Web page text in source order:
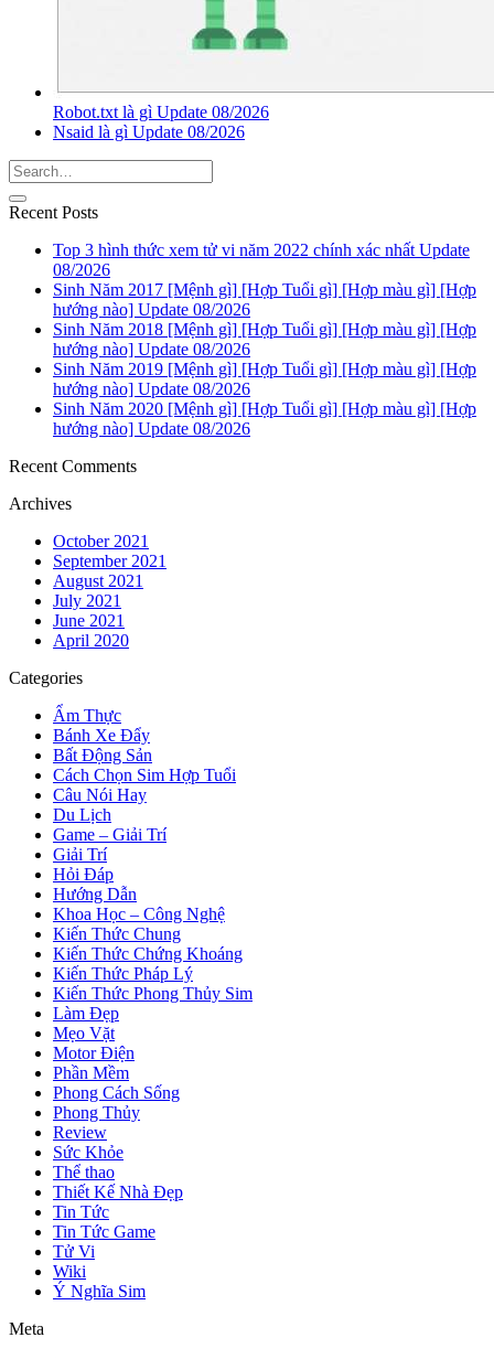
Robot.txt là gì Update 08/2026
Nsaid là gì Update 08/2026
Recent Posts
Top 3 hình thức xem tử vi năm 2022 chính xác nhất Update
08/2026
Sinh Năm 2017 [Mệnh gì] [Hợp Tuổi gì] [Hợp màu gì] [Hợp
hướng nào] Update 08/2026
Sinh Năm 2018 [Mệnh gì] [Hợp Tuổi gì] [Hợp màu gì] [Hợp
hướng nào] Update 08/2026
Sinh Năm 2019 [Mệnh gì] [Hợp Tuổi gì] [Hợp màu gì] [Hợp
hướng nào] Update 08/2026
Sinh Năm 2020 [Mệnh gì] [Hợp Tuổi gì] [Hợp màu gì] [Hợp
hướng nào] Update 08/2026
Recent Comments
Archives
October 2021
September 2021
August 2021
July 2021
June 2021
April 2020
Categories
Ẩm Thực
Bánh Xe Đẩy
Bất Động Sản
Cách Chọn Sim Hợp Tuổi
Câu Nói Hay
Du Lịch
Game – Giải Trí
Giải Trí
Hỏi Đáp
Hướng Dẫn
Khoa Học – Công Nghệ
Kiến Thức Chung
Kiến Thức Chứng Khoáng
Kiến Thức Pháp Lý
Kiến Thức Phong Thủy Sim
Làm Đẹp
Mẹo Vặt
Motor Điện
Phần Mềm
Phong Cách Sống
Phong Thủy
Review
Sức Khỏe
Thể thao
Thiết Kế Nhà Đẹp
Tin Tức
Tin Tức Game
Tử Vi
Wiki
Ý Nghĩa Sim
Meta